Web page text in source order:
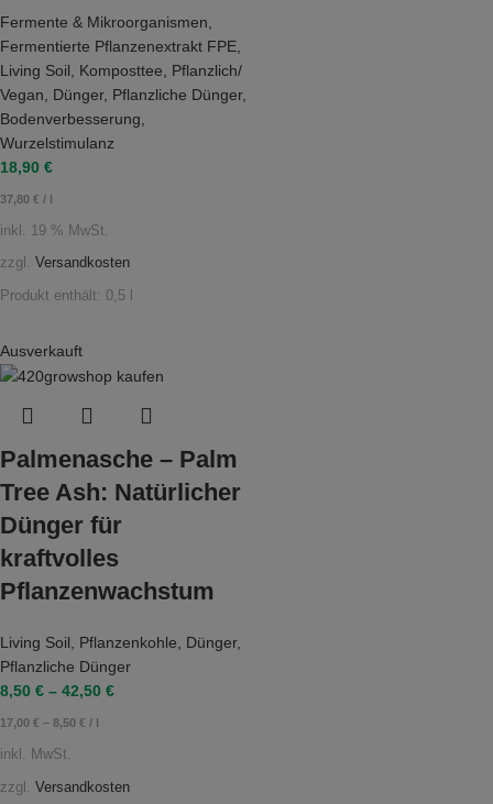
Fermente & Mikroorganismen
Fermentierte Pflanzenextrakt FPE
Living Soil
Komposttee
Pflanzlich/
Vegan
Dünger, Pflanzliche Dünger,
Bodenverbesserung
Wurzelstimulanz
18,90 €
37,80 € / l
inkl. 19 % MwSt.
zzgl. Versandkosten
Produkt enthält: 0,5
Ausverkauft
Palmenasche – Palm
Tree Ash: Natürlicher
Dünger für
kraftvolles
Pflanzenwachstum
Living Soil, Pflanzenkohle, Dünger,
Pflanzliche Dünger
8,50 € – 42,50 €
17,00 € – 8,50 € /
inkl. MwSt.
zzgl. Versandkosten